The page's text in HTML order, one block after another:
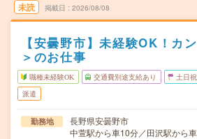
未読 掲載日 2026/08/08
【安曇野市】未経験OK！カ
＞のお仕事
職種未経験OK 交通費別途支給あり 土日
派遣
勤務地
長野県安曇野市
中萱駅から車10分／田沢駅から